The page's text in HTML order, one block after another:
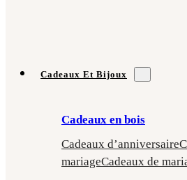
Cadeaux Et Bijoux
Cadeaux en bois
Cadeaux d’anniversaire
mariageCadeaux de